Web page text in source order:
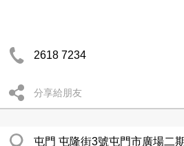
2618 7234
分享給朋友
屯門 屯隆街3號屯門市廣場二